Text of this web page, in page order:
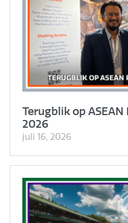
Terugblik op
2026
juli 16, 2026